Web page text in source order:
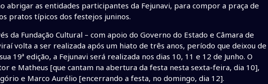
abrigar as entidades participantes da Fejunavi, para compor a praça de
pratos típicos dos festejos juninos.
da Fundação Cultural – com apoio do Governo do Estado e Câmara de
volta a ser realizada após um hiato de três anos, período que deixou de
19ª edição, a Fejunavi será realizada nos dias 10, 11 e 12 de Junho. O
e Matheus [que cantam na abertura da festa nesta sexta-feira, dia 10],
e Marco Aurélio [encerrando a festa, no domingo, dia 12].